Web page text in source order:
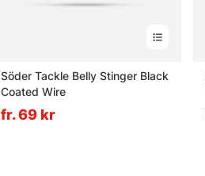
Söder Tackle Belly Stinger Black
Coated Wire
fr. 69 kr